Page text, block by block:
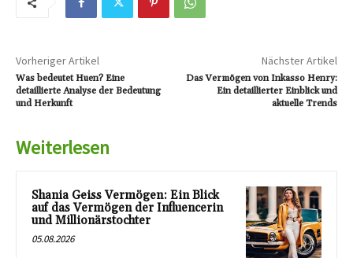
Vorheriger Artikel
Was bedeutet Huen? Eine
detaillierte Analyse der Bedeutung
und Herkunft
Nächster Artikel
Das Vermögen von Inkasso Henry:
Ein detaillierter Einblick und
aktuelle Trends
Weiterlesen
Shania Geiss Vermögen: Ein Blick
auf das Vermögen der Influencerin
und Millionärstochter
05.08.2026